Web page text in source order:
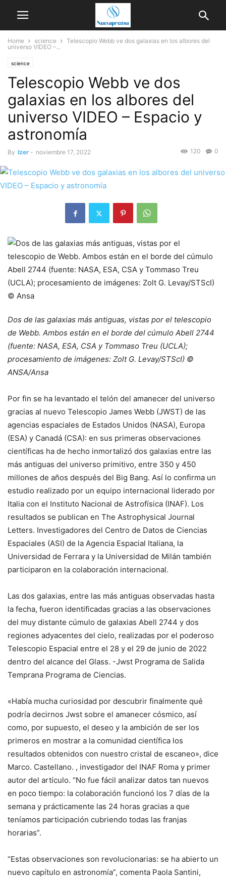
Home science
Telescopio Webb ve dos galaxias en los albores del
universo VIDEO –...
science
Telescopio Webb ve dos
galaxias en los albores del
universo VIDEO – Espacio y
astronomía
By Izer - noviembre 17, 2022 0
120
Dos de las galaxias más antiguas, vistas por el telescopio
de Webb. Ambos están en el borde del cúmulo Abell 2744
(fuente: NASA, ESA, CSA y Tommaso Treu (UCLA);
procesamiento de imágenes: Zolt G. Levay/STScI) ©
ANSA/Ansa
Por fin se ha levantado el telón del amanecer del universo
gracias al nuevo Telescopio James Webb (JWST) de las
agencias espaciales de Estados Unidos (NASA), Europa
(ESA) y Canadá (CSA): en sus primeras observaciones
científicas ha de hecho inmortalizó dos galaxias entre las
más antiguas del universo primitivo, entre 350 y 450
millones de años después del Big Bang. Así lo confirma un
estudio realizado por un equipo internacional liderado por
Italia con el Instituto Nacional de Astrofísica (INAF). Los
resultados se publican en The Astrophysical Journal
Letters. Investigadores del Centro de Datos de Ciencias
Espaciales (ASI) de la Agencia Espacial Italiana, la
Universidad de Ferrara y la Universidad de Milán también
participaron en la colaboración internacional.
Las dos galaxias, entre las más antiguas observadas hasta
la fecha, fueron identificadas gracias a las observaciones
del muy distante cúmulo de galaxias Abell 2744 y dos
regiones adyacentes del cielo, realizadas por el poderoso
Telescopio Espacial entre el 28 y el 29 de junio de 2022
dentro del alcance del Glass. -Jwst Programa de Salida
Temprana Programa de Ciencias.
«Había mucha curiosidad por descubrir finalmente qué
podría decirnos Jwst sobre el amanecer cósmico, así
como, por supuesto, el deseo y la ambición de ser los
primeros en mostrar a la comunidad científica los
resultados obtenidos con nuestro cristal de escaneo», dice
Marco. Castellano. , investigador del INAF Roma y primer
autor del artículo. “No fue fácil analizar datos tan nuevos
en poco tiempo: la colaboración funcionó los 7 días de la
semana y prácticamente las 24 horas gracias a que
teníamos participación cubriendo todas las franjas
horarias”.
“Estas observaciones son revolucionarias: se ha abierto un
nuevo capítulo en astronomía”, comenta Paola Santini,